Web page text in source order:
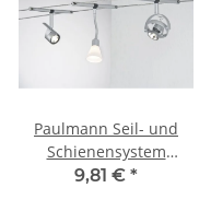
Paulmann Seil- und
Schienensystem
CombiEasy Spot
9,81 € *